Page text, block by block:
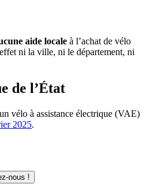
aide locale à l’achat de vélo
ni la ville, ni le département, ni
de l’État
vélo à assistance électrique (VAE)
2025.
nous !